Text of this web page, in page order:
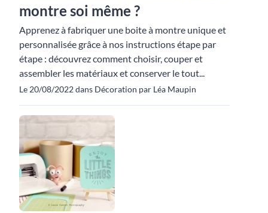
montre soi même ?
Apprenez à fabriquer une boite à montre unique et
personnalisée grâce à nos instructions étape par
étape : découvrez comment choisir, couper et
assembler les matériaux et conserver le tout...
Le 20/08/2022 dans Décoration par Léa Maupin